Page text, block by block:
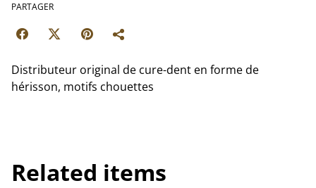
PARTAGER
Distributeur original de cure-dent en forme de
hérisson, motifs chouettes
Related items